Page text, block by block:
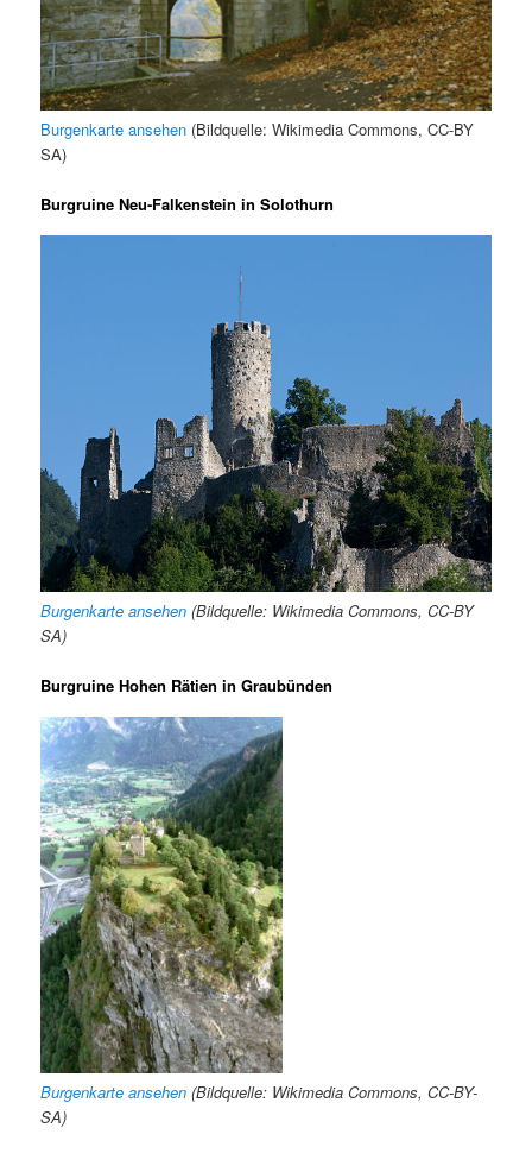
Burgenkarte ansehen (Bildquelle: Wikimedia Commons, CC-BY
SA)
Burgruine Neu-Falkenstein in Solothurn
Burgenkarte ansehen (Bildquelle: Wikimedia Commons, CC-BY
SA)
Burgruine Hohen Rätien in Graubünden
Burgenkarte ansehen (Bildquelle: Wikimedia Commons, CC-BY-
SA)